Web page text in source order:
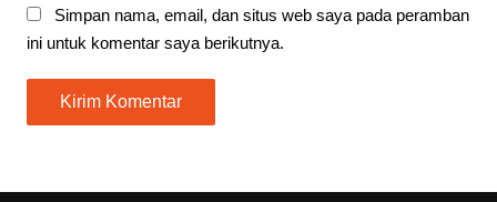
Simpan nama, email, dan situs web saya pada peramban
ini untuk komentar saya berikutnya.